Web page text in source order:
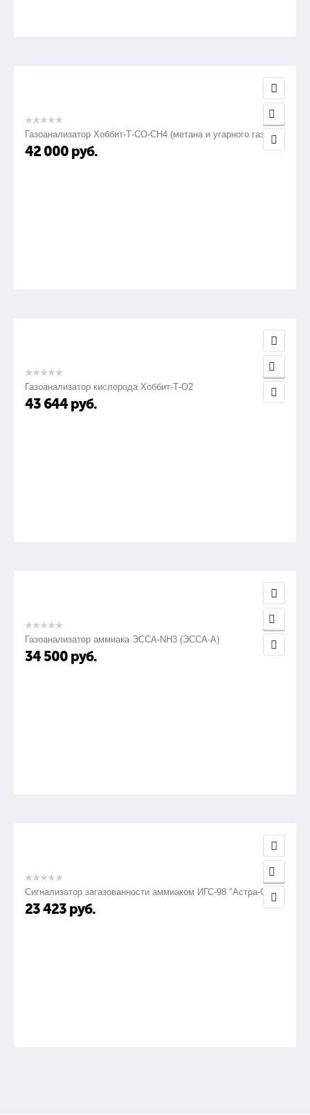
Газоанализатор Хоббит-Т-СО-СН4 (метана и угарного газа)
42 000 руб.
Газоанализатор кислорода Хоббит-Т-О2
43 644 руб.
Газоанализатор аммиака ЭССА-NH3 (ЭССА-А)
34 500 руб.
Сигнализатор загазованности аммиаком ИГС-98 "Астра-СВ"
23 423 руб.